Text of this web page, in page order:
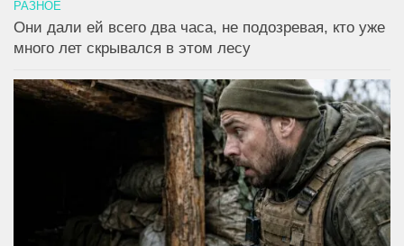
РАЗНОЕ
Они дали ей всего два часа, не подозревая, кто уже
много лет скрывался в этом лесу